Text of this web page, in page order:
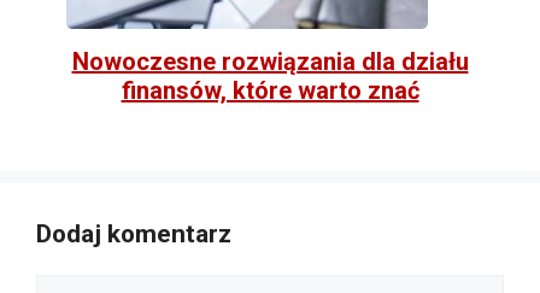
Nowoczesne rozwiązania dla działu
finansów, które warto znać
Dodaj komentarz